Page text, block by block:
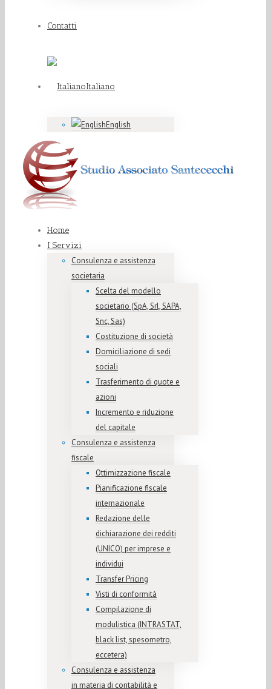
Contatti
Italiano
English
Home
I Servizi
Consulenza e assistenza
societaria
Scelta del modello
societario (SpA, Srl, SAPA,
Snc, Sas)
Costituzione di società
Domiciliazione di sedi
sociali
Trasferimento di quote e
azioni
Incremento e riduzione
del capitale
Consulenza e assistenza
fiscale
Ottimizzazione fiscale
Pianificazione fiscale
internazionale
Redazione delle
dichiarazione dei redditi
(UNICO) per imprese e
individui
Transfer Pricing
Visti di conformità
Compilazione di
modulistica (INTRASTAT,
black list, spesometro,
eccetera)
Consulenza e assistenza
in materia di contabilità e